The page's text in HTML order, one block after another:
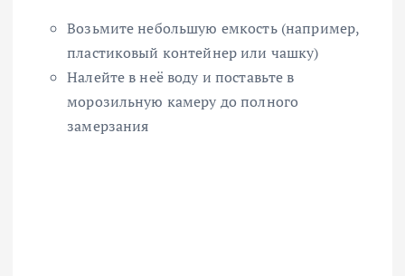
Возьмите небольшую емкость (например,
пластиковый контейнер или чашку)
Налейте в неё воду и поставьте в
морозильную камеру до полного
замерзания